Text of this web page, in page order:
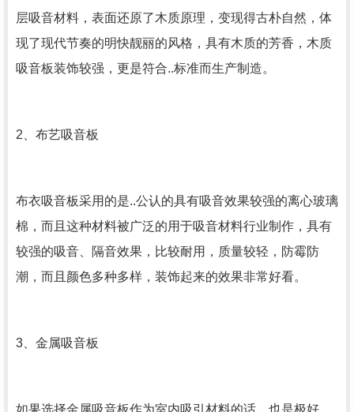
层吸音材料，表面还原了木质原理，变现得古朴自然，体
现了现代节奏的明快靓丽的风格，具有木质的芳香，木质
吸音板装饰较强，更是符合..标准而生产制造。
2、布艺吸音板
布衣吸音板采用的是..公认的具有吸音效果较强的离心玻璃
棉，而且这种材料被广泛的用于吸音材料行业制作，具有
较强的吸音、隔音效果，比较耐用，质量较轻，防霉防
潮，而且颜色多种多样，装饰起来的效果非常好看。
3、金属吸音板
如果选择金属吸音板作为室内吸引材料的话，也是极好